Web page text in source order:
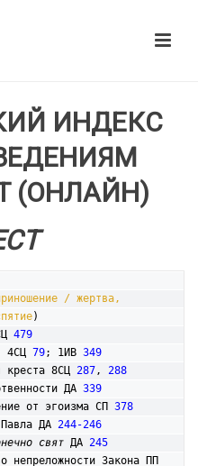
ИНДЕКС
(ОНЛАЙН)
/ жертва,
)
479
4СЦ 79; 1ИВ 349
креста 8СЦ
287, 288
ДА
339
от эгоизма СП
378
Павла ДА
244-246
свят ДА 245